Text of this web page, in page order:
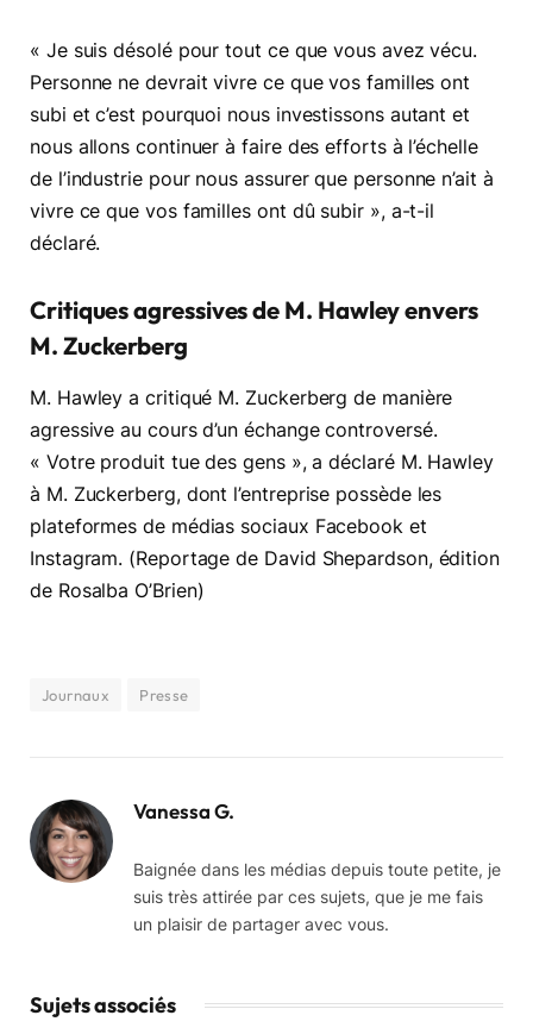
« Je suis désolé pour tout ce que vous avez vécu.
Personne ne devrait vivre ce que vos familles ont
subi et c’est pourquoi nous investissons autant et
nous allons continuer à faire des efforts à l’échelle
de l’industrie pour nous assurer que personne n’ait à
vivre ce que vos familles ont dû subir », a-t-il
déclaré.
Critiques agressives de M. Hawley envers
M. Zuckerberg
M. Hawley a critiqué M. Zuckerberg de manière
agressive au cours d’un échange controversé.
« Votre produit tue des gens », a déclaré M. Hawley
à M. Zuckerberg, dont l’entreprise possède les
plateformes de médias sociaux Facebook et
Instagram. (Reportage de David Shepardson, édition
de Rosalba O’Brien)
Journaux Presse
Vanessa G.
Baignée dans les médias depuis toute petite, je
suis très attirée par ces sujets, que je me fais
un plaisir de partager avec vous.
Sujets associés